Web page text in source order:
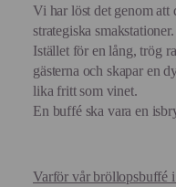
Vi har löst det genom att
strategiska smakstationer.
Istället för en lång, trög
gästerna och skapar en
lika fritt som vinet.
En buffé ska vara en
Varför vår bröllopsbuffé i